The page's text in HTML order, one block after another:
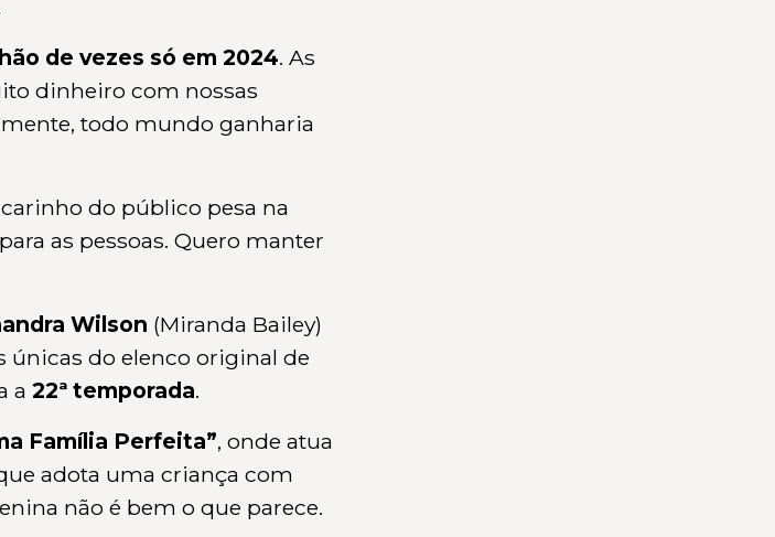
de vezes só em 2024. As
dinheiro com nossas
todo mundo ganharia
do público pesa na
as pessoas. Quero manter
Wilson (Miranda Bailey)
únicas do elenco original de
a 22ª temporada.
Família Perfeita”, onde atua
adota uma criança com
não é bem o que parece.